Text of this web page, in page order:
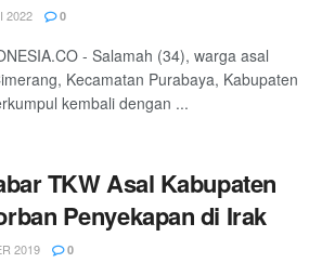
2022 0
- Salamah (34), warga asal
Kecamatan Purabaya, Kabupaten
kembali dengan ...
TKW Asal Kabupaten
Penyekapan di Irak
2019 0